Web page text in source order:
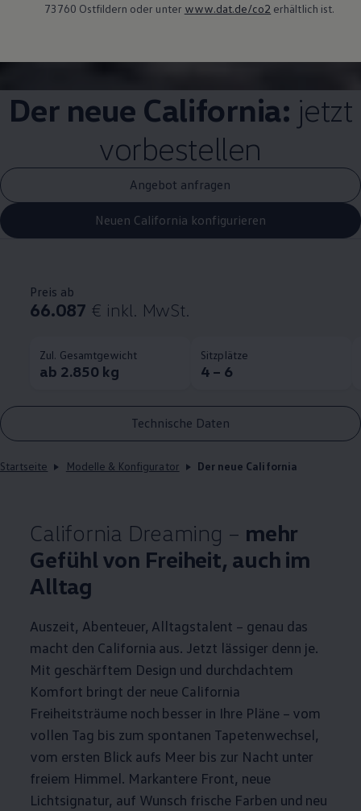
Der neue California: jetzt
vorbestellen
Angebot anfragen
Neuen California konfigurieren
Preis ab
66.087 € inkl. MwSt.
Zul. Gesamtgewicht
ab 2.850 kg
Sitzplätze
4 – 6
Technische Daten
Startseite Modelle & Konfigurator Der neue California
California Dreaming – mehr
Gefühl von Freiheit, auch im
Alltag
Auszeit, Abenteuer, Alltagstalent – genau das
macht den California aus. Jetzt lässiger denn je.
Mit geschärftem Design und durchdachtem
Komfort bringt der neue California
Freiheitsträume noch besser in Ihre Pläne – vom
vollen Tag bis zum spontanen Tapetenwechsel,
vom ersten Blick aufs Meer bis zur Nacht unter
freiem Himmel. Markantere Front, neue
Lichtsignatur, auf Wunsch frische Farben und neu
73760 Ostfildern oder unter www.dat.de/co2 erhältlich ist.